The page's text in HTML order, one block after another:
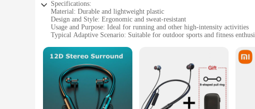
Specifications:
Material: Durable and lightweight plastic
Design and Style: Ergonomic and sweat-resistant
Usage and Purpose: Ideal for running and other high-intensity activities
Typical Adaptive Scenario: Suitable for outdoor sports and fitness
Performance and Property: High-fidelity sound with noise-cancellation
Features:
**Unmatched Comfort and Performance**
The słuchawki do biegania are designed to deliver unparalleled
withstand the rigors of your workout routine without weighing you
any other high-impact activities. The earbuds are shaped to fit snugly